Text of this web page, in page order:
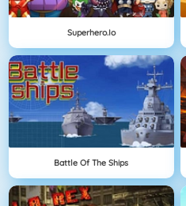
Superhero.io
Battle Of The Ships